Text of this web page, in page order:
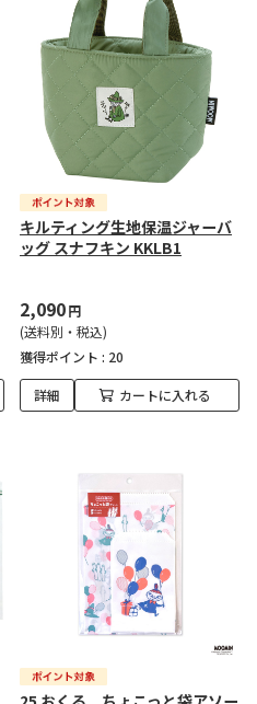
キルティング生地保温ジャーバ
ッグ スナフキン KKLB1
2,090円
(送料別・税込)
獲得ポイント : 20
詳細 カートに入れる